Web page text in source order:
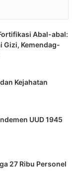
Abal-abal:
Gizi, Kemendag-
Kejahatan
UUD 1945
27 Ribu Personel